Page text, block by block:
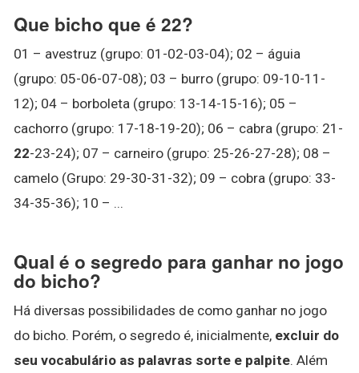
Que bicho que é 22?
01 – avestruz (grupo: 01-02-03-04); 02 – águia
(grupo: 05-06-07-08); 03 – burro (grupo: 09-10-11-
12); 04 – borboleta (grupo: 13-14-15-16); 05 –
cachorro (grupo: 17-18-19-20); 06 – cabra (grupo: 21-
22-23-24); 07 – carneiro (grupo: 25-26-27-28); 08 –
camelo (Grupo: 29-30-31-32); 09 – cobra (grupo: 33-
34-35-36); 10 – ...
Qual é o segredo para ganhar no jogo
do bicho?
Há diversas possibilidades de como ganhar no jogo
do bicho. Porém, o segredo é, inicialmente, excluir do
seu vocabulário as palavras sorte e palpite. Além